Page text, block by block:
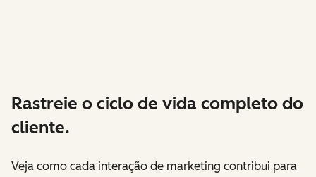
Rastreie o ciclo de vida completo do
cliente.
Veja como cada interação de marketing contribui para